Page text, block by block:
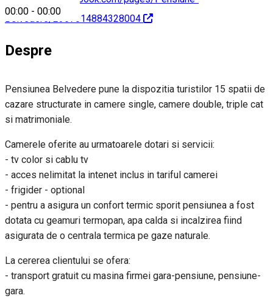
00:00 - 00:00
Belvedere/2357014884328004
Despre
Pensiunea Belvedere pune la dispozitia turistilor 15 spatii de
cazare structurate in camere single, camere double, triple cat
si matrimoniale.
Camerele oferite au urmatoarele dotari si servicii:
- tv color si cablu tv
- acces nelimitat la intenet inclus in tariful camerei
- frigider - optional
- pentru a asigura un confort termic sporit pensiunea a fost
dotata cu geamuri termopan, apa calda si incalzirea fiind
asigurata de o centrala termica pe gaze naturale.
La cererea clientului se ofera:
- transport gratuit cu masina firmei gara-pensiune, pensiune-
gara.